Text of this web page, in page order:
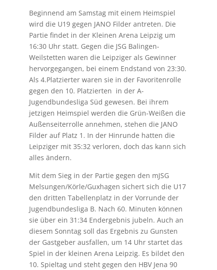
Beginnend am Samstag mit einem Heimspiel
wird die U19 gegen JANO Filder antreten. Die
Partie findet in der Kleinen Arena Leipzig um
16:30 Uhr statt. Gegen die JSG Balingen-
Weilstetten waren die Leipziger als Gewinner
hervorgegangen, bei einem Endstand von 23:30.
Als 4.Platzierter waren sie in der Favoritenrolle
gegen den 10. Platzierten in der A-
Jugendbundesliga Süd gewesen. Bei ihrem
jetzigen Heimspiel werden die Grün-Weißen die
Außenseiterrolle annehmen, stehen die JANO
Filder auf Platz 1. In der Hinrunde hatten die
Leipziger mit 35:32 verloren, doch das kann sich
alles ändern.
Mit dem Sieg in der Partie gegen den mJSG
Melsungen/Körle/Guxhagen sichert sich die U17
den dritten Tabellenplatz in der Vorrunde der
Jugendbundesliga B. Nach 60. Minuten können
sie über ein 31:34 Endergebnis jubeln. Auch an
diesem Sonntag soll das Ergebnis zu Gunsten
der Gastgeber ausfallen, um 14 Uhr startet das
Spiel in der kleinen Arena Leipzig. Es bildet den
10. Spieltag und steht gegen den HBV Jena 90